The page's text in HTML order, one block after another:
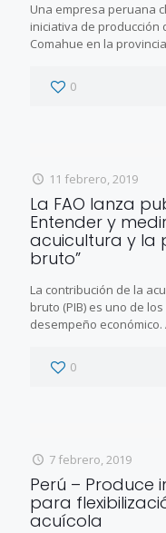
Una empresa peruana
iniciativa de producción
Comahue en la
0
11 febrero, 2019
La FAO lanza
Entender y
acuicultura y la
bruto”
La contribución de la
bruto (PIB) es uno de
desempeño económico.
0
7 febrero, 2019
Perú – Produce
para
acuícola